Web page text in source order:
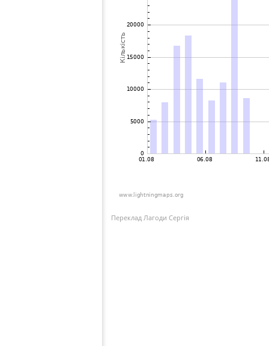
Переклад Лагоди Сергія